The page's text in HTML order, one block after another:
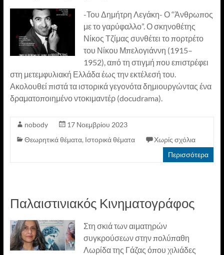
-Του Δημήτρη Λεγάκη- Ο “Άνθρωπος
με το γαρύφαλλο”. Ο σκηνοθέτης
Νίκος Τζίμας συνθέτει το πορτρέτο
του Νίκου Μπελογιάννη (1915–
1952), από τη στιγμή που επιστρέφει
στη μετεμφυλιακή Ελλάδα έως την εκτέλεσή του.
Ακολουθεί πιστά τα ιστορικά γεγονότα δημιουργώντας ένα
δραματοποιημένο ντοκιμαντέρ (docudrama).
nobody
17 Νοεμβρίου 2023
Θεωρητικά θέματα, Ιστορικά θέματα
Χωρίς σχόλια
Περισσότερα
Παλαιστινιακός Κινηματογράφος
Στη σκιά των αιματηρών
συγκρούσεων στην πολύπαθη
Λωρίδα της Γάζας όπου χιλιάδες